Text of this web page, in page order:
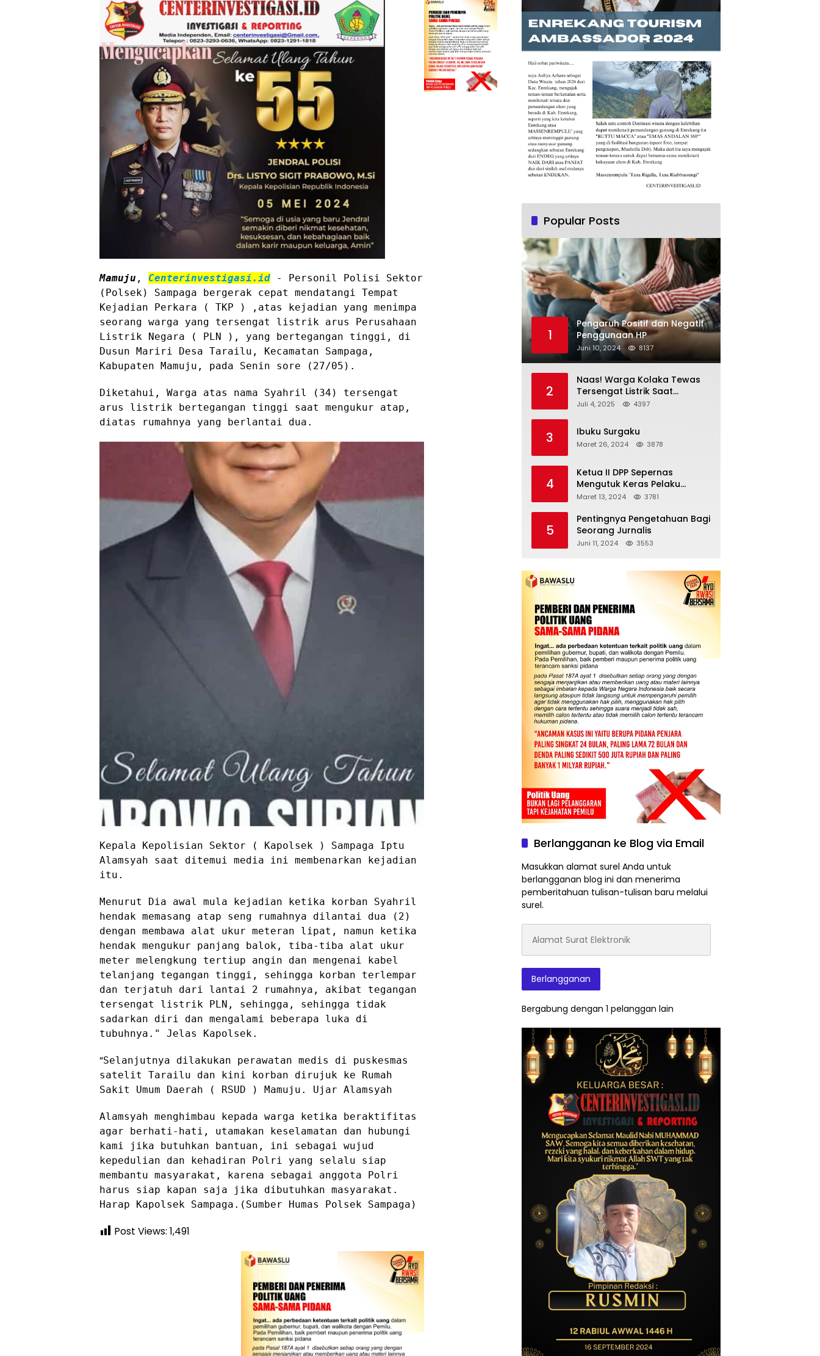
Mamuju , Centerinvestigasi.id - Personil Polisi Sektor
(Polsek) Sampaga bergerak cepat mendatangi Tempat
Kejadian Perkara ( TKP ) ,atas kejadian yang menimpa
seorang warga yang tersengat listrik arus Perusahaan
Listrik Negara ( PLN ), yang bertegangan tinggi, di
Dusun Mariri Desa Tarailu, Kecamatan Sampaga,
Kabupaten Mamuju, pada Senin sore (27/05).
Diketahui, Warga atas nama Syahril (34) tersengat
arus listrik bertegangan tinggi saat mengukur atap,
diatas rumahnya yang berlantai dua.
Kepala Kepolisian Sektor ( Kapolsek ) Sampaga Iptu
Alamsyah saat ditemui media ini membenarkan kejadian
itu.
Menurut Dia awal mula kejadian ketika korban Syahril
hendak memasang atap seng rumahnya dilantai dua (2)
dengan membawa alat ukur meteran lipat, namun ketika
hendak mengukur panjang balok, tiba-tiba alat ukur
meter melengkung tertiup angin dan mengenai kabel
telanjang tegangan tinggi, sehingga korban terlempar
dan terjatuh dari lantai 2 rumahnya, akibat tegangan
tersengat listrik PLN, sehingga, sehingga tidak
sadarkan diri dan mengalami beberapa luka di
tubuhnya." Jelas Kapolsek.
“Selanjutnya dilakukan perawatan medis di puskesmas
satelit Tarailu dan kini korban dirujuk ke Rumah
Sakit Umum Daerah ( RSUD ) Mamuju. Ujar Alamsyah
Alamsyah menghimbau kepada warga ketika beraktifitas
agar berhati-hati, utamakan keselamatan dan hubungi
kami jika butuhkan bantuan, ini sebagai wujud
kepedulian dan kehadiran Polri yang selalu siap
membantu masyarakat, karena sebagai anggota Polri
harus siap kapan saja jika dibutuhkan masyarakat.
Harap Kapolsek Sampaga.(Sumber Humas Polsek Sampaga)
Post Views: 1,491
Popular Posts
1
Pengaruh Positif dan Negatif
Penggunaan HP
Juni 10, 2024 8137
2
Naas! Warga Kolaka Tewas
Tersengat Listrik Saat
Persiapan Grand Opening
Juli 4, 2025 4397
3 Ibuku Surgaku
Maret 26, 2024 3878
4
Ketua II DPP Sepernas
Mengutuk Keras Pelaku
Pengeroyokan Wartawan
Maret 13, 2024 3781
5
Pentingnya Pengetahuan Bagi
Seorang Jurnalis
Juni 11, 2024 3553
Berlangganan ke Blog via Email
Masukkan alamat surel Anda untuk
berlangganan blog ini dan menerima
pemberitahuan tulisan-tulisan baru melalui
surel.
Surat
Elektronik
Berlangganan
Bergabung dengan 1 pelanggan lain